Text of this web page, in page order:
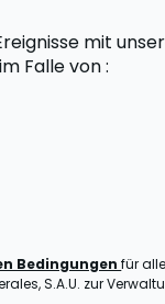
mit
im Falle von:
Bedingungenfür
S.A.U. zur